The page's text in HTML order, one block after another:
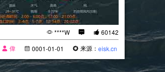
****W
60142
偉
0001-01-01 来源：eisk.cn